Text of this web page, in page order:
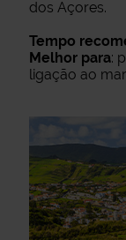
dos Açores.
Tempo
Melhor para:
ligação ao